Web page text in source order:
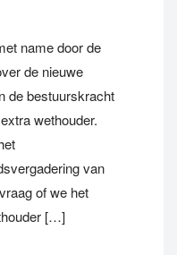
name door de
de nieuwe
de bestuurskracht
wethouder.
van
of we het
[…]